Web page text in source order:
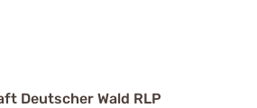
Deutscher Wald RLP